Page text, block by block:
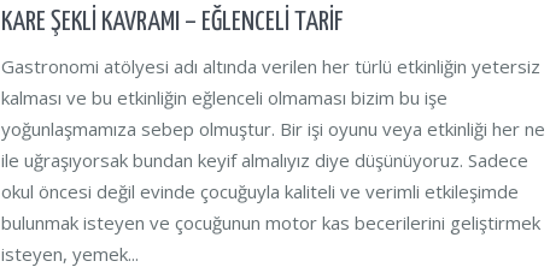
KARE ŞEKLİ KAVRAMI – EĞLENCELİ TARİF
Gastronomi atölyesi adı altında verilen her türlü etkinliğin yetersiz
kalması ve bu etkinliğin eğlenceli olmaması bizim bu işe
yoğunlaşmamıza sebep olmuştur. Bir işi oyunu veya etkinliği her ne
ile uğraşıyorsak bundan keyif almalıyız diye düşünüyoruz. Sadece
okul öncesi değil evinde çocuğuyla kaliteli ve verimli etkileşimde
bulunmak isteyen ve çocuğunun motor kas becerilerini geliştirmek
isteyen, yemek...